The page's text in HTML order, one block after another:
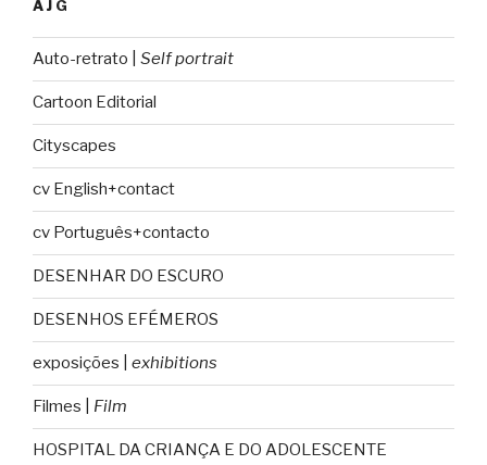
AJG
Auto-retrato | Self portrait
Cartoon Editorial
Cityscapes
cv English+contact
cv Português+contacto
DESENHAR DO ESCURO
DESENHOS EFÉMEROS
exposições | exhibitions
Filmes | Film
HOSPITAL DA CRIANÇA E DO ADOLESCENTE